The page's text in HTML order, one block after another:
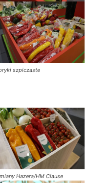
szpiczaste
Hazera/HM Clause